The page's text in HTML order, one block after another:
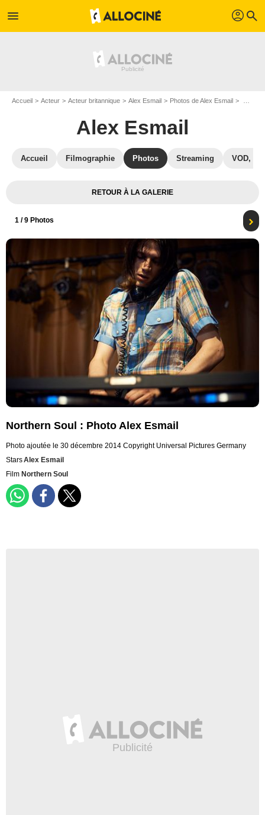
menu profil search
Accueil Acteur Acteur britannique Alex Esmail Photos de Alex Esmail
Alex Esmail
Accueil Filmographie Photos Streaming VOD,
RETOUR À LA GALERIE
1 / 9 Photos
Northern Soul : Photo Alex Esmail
Photo ajoutée le 30 décembre 2014 Copyright Universal Pictures Germany
StarsAlex Esmail
Film Northern Soul